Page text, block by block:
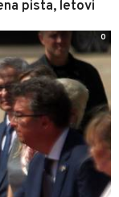
pista, letovi
0